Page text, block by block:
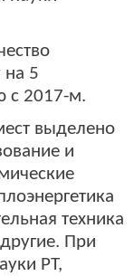
на 5
с 2017-м.
выделено
и
техника
При
РТ,